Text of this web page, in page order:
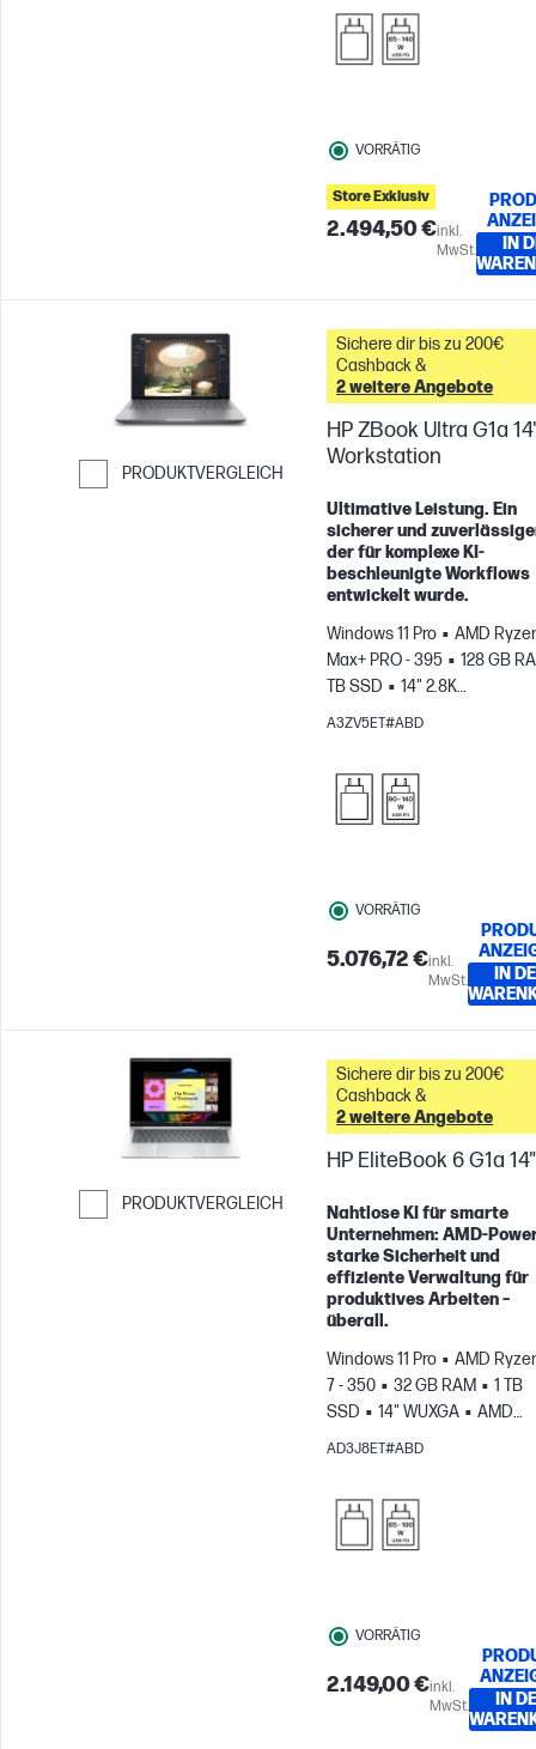
VORRÄTIG
Store Exklusiv
2.494,50 €inkl.
MwSt.
IN
PRODUKTVERGLEICH
Weiter zum Vergleichen
Sichere dir bis zu 200€
Cashback &
2 weitere Angebote
HP ZBook Ultra G1a
Workstation
Ultimative Leistung. Ein
sicherer und
der für komplexe KI-
beschleunigte Workflows
entwickelt wurde.
Windows 11 Pro
AMD
Max+ PRO - 395
128 GB
TB SSD
14" 2.8K
Touchscreen
A3ZV5ET#ABD
VORRÄTIG
5.076,72 €inkl.
MwSt.
IN
PRODUKTVERGLEICH
Weiter zum Vergleichen
Sichere dir bis zu 200€
Cashback &
2 weitere Angebote
HP EliteBook 6 G1a 14"
Nahtlose KI für smarte
Unternehmen: AMD-
starke Sicherheit und
effiziente Verwaltung für
produktives Arbeiten –
überall.
Windows 11 Pro
AMD
7 - 350
32 GB RAM
1 TB
SSD
14" WUXGA
AMD
Radeon™ 860M Grafikkarte
AD3J8ET#ABD
VORRÄTIG
2.149,00 €inkl.
MwSt.
IN